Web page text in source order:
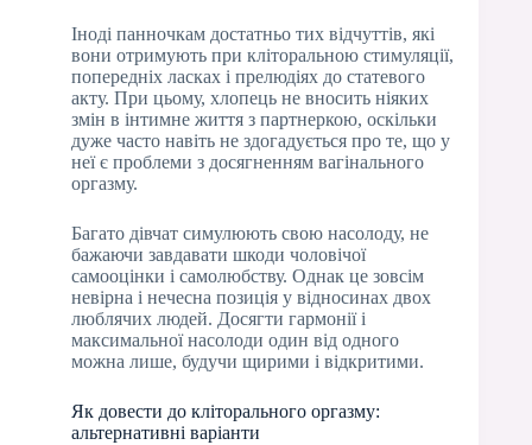
Іноді панночкам достатньо тих відчуттів, які
вони отримують при кліторальною стимуляції,
попередніх ласках і прелюдіях до статевого
акту. При цьому, хлопець не вносить ніяких
змін в інтимне життя з партнеркою, оскільки
дуже часто навіть не здогадується про те, що у
неї є проблеми з досягненням вагінального
оргазму.
Багато дівчат симулюють свою насолоду, не
бажаючи завдавати шкоди чоловічої
самооцінки і самолюбству. Однак це зовсім
невірна і нечесна позиція у відносинах двох
люблячих людей. Досягти гармонії і
максимальної насолоди один від одного
можна лише, будучи щирими і відкритими.
Як довести до кліторального оргазму:
альтернативні варіанти